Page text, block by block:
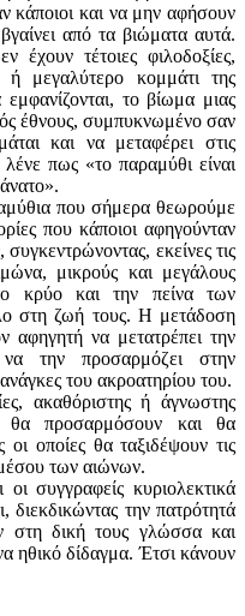
κάποιοι και να μην αφήσουν
από τα βιώματα αυτά.
τέτοιες φιλοδοξίες,
ή μεγαλύτερο κομμάτι της
εμφανίζονται, το βίωμα μιας
έθνους, συμπυκνωμένο σαν
και να μεταφέρει στις
λένε πως «το παραμύθι είναι
που σήμερα θεωρούμε
που κάποιοι αφηγούνταν
εκείνες τις
μικρούς και μεγάλους
κρύο και την πείνα των
στη ζωή τους. Η μετάδοση
να μετατρέπει την
την προσαρμόζει στην
του ακροατηρίου του.
ακαθόριστης ή άγνωστης
θα προσαρμόσουν και θα
οποίες θα ταξιδέψουν τις
των αιώνων.
συγγραφείς κυριολεκτικά
διεκδικώντας την πατρότητά
στη δική τους γλώσσα και
ηθικό δίδαγμα. Έτσι κάνουν